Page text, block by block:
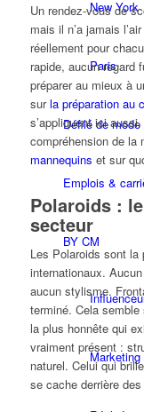
New York
Paris
Défilé de mode
Emplois &
BY CM
Marketing
Un rendez-vous de
mais il n’a jamais
réellement pour
rapide, aucun regard
préparer au mieux à
surla préparation au
s’appliquent ici
compréhension de la
mannequins et sur
Polaroids :
secteur
Les Polaroids sont
internationaux.
aucun stylisme.
terminé. Cela
la plus honnête qui
vraiment présent :
naturel. Celui qui
se cache derrière